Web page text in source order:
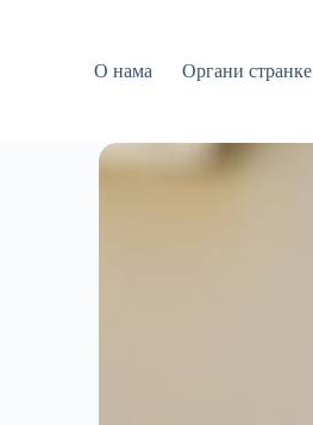
О нама Органи странке